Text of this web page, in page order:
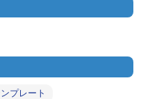
プレート